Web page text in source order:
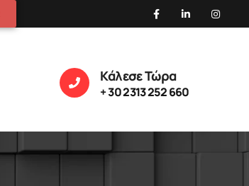
Κάλεσε Τώρα
+ 30 2313 252 660